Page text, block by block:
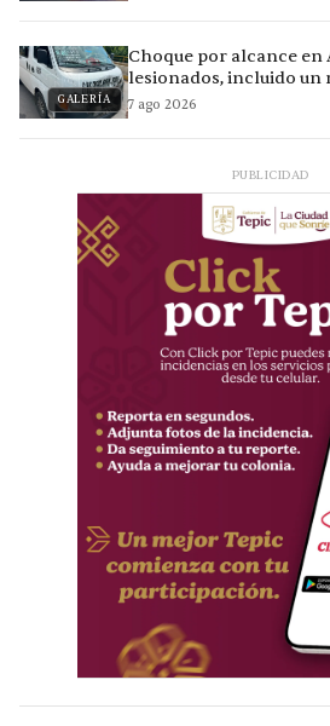
GALERÍA
Choque por alcance en
lesionados, incluido un
7 ago 2026
PUBLICIDAD